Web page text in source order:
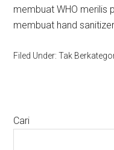
membuat WHO merilis
membuat hand
Filed Under: Tak
Primary
Cari